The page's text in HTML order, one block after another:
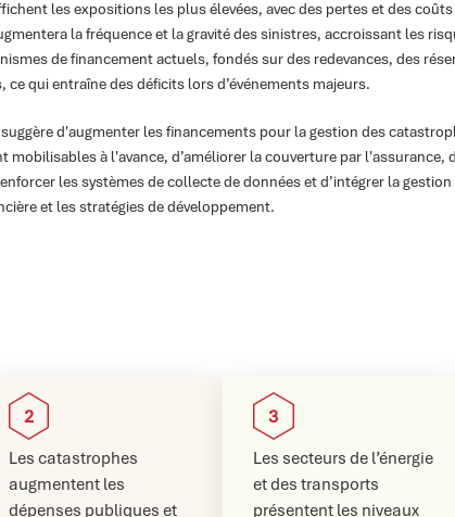
les expositions les plus élevées, avec des pertes et des coûts
la fréquence et la gravité des sinistres, accroissant les
de financement actuels, fondés sur des redevances, des
qui entraîne des déficits lors d’événements majeurs.
d'augmenter les financements pour la gestion des
à l'avance, d’améliorer la couverture par l'assurance,
les systèmes de collecte de données et d’intégrer la
et les stratégies de développement.
Les catastrophes
augmentent les
dépenses publiques et
Les secteurs de l’énergie
et des transports
présentent les niveaux